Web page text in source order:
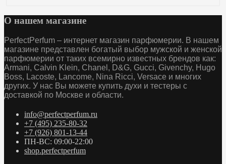
О нашем магазине
PerfectPerfum – интернет магазин парфюмерии. В нашем
магазине представлен богатый выбор мужской и женской
парфюмерии от таких всемирно известных брендов как:
Armani, Calvin Klein, Chanel, D&G, Gucci, Givenchy, Hugo
Boss, Lacoste, Lancome, Nina Ricci, Versace и многих
других. У нас Вы можете купить духи и тестеры с
доставкой по Москве и области.
info@perfectperfum.ru
+7 (495) 235-80-32
+7 (926) 801-13-44
ПН-ВС: 09:00-22:00
shop.perfectperfum